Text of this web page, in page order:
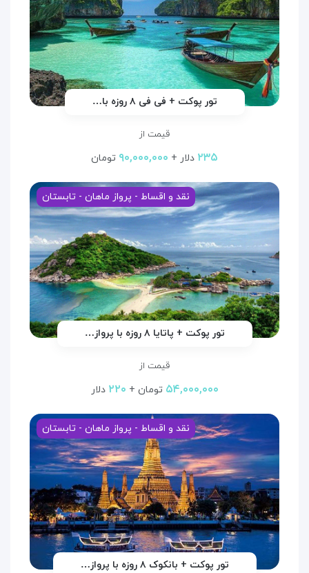
تور پوکت + فی فی ۸ روزه با…
قیمت از
۲۳۵ دلار + ۹۰,۰۰۰,۰۰۰ تومان
نقد و اقساط - پرواز ماهان - تابستان
تور پوکت + پاتایا ۸ روزه با پرواز…
قیمت از
۵۴,۰۰۰,۰۰۰ تومان + ۲۲۰ دلار
نقد و اقساط - پرواز ماهان - تابستان
تور پوکت + بانکوک ۸ روزه با پرواز…